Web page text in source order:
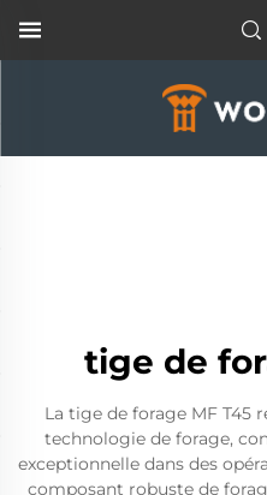
tige de
La tige de forage MF T45
technologie de forage,
exceptionnelle dans des
composant robuste de